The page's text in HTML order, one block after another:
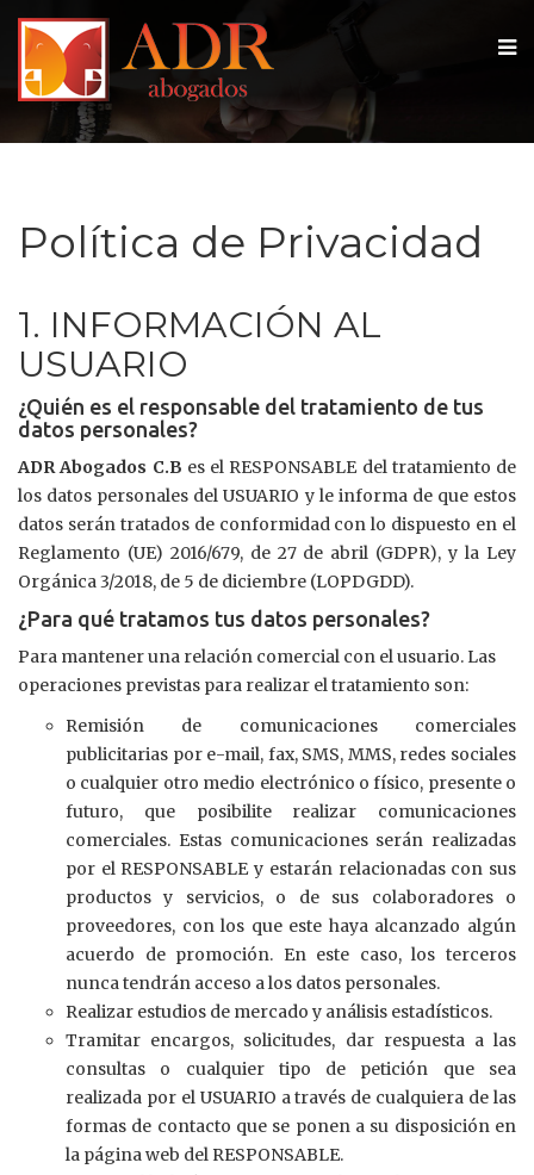
Política de Privacidad
1. INFORMACIÓN AL
USUARIO
¿Quién es el responsable del tratamiento de tus
datos personales?
ADR Abogados C.B es el RESPONSABLE del tratamiento de
los datos personales del USUARIO y le informa de que estos
datos serán tratados de conformidad con lo dispuesto en el
Reglamento (UE) 2016/679, de 27 de abril (GDPR), y la Ley
Orgánica 3/2018, de 5 de diciembre (LOPDGDD).
¿Para qué tratamos tus datos personales?
Para mantener una relación comercial con el usuario. Las
operaciones previstas para realizar el tratamiento son:
Remisión de comunicaciones comerciales
publicitarias por e-mail, fax, SMS, MMS, redes sociales
o cualquier otro medio electrónico o físico, presente o
futuro, que posibilite realizar comunicaciones
comerciales. Estas comunicaciones serán realizadas
por el RESPONSABLE y estarán relacionadas con sus
productos y servicios, o de sus colaboradores o
proveedores, con los que este haya alcanzado algún
acuerdo de promoción. En este caso, los terceros
nunca tendrán acceso a los datos personales.
Realizar estudios de mercado y análisis estadísticos.
Tramitar encargos, solicitudes, dar respuesta a las
consultas o cualquier tipo de petición que sea
realizada por el USUARIO a través de cualquiera de las
formas de contacto que se ponen a su disposición en
la página web del RESPONSABLE.